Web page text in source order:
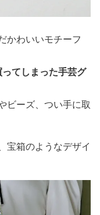
かわいいモチーフ
てしまった手芸グ
ビーズ、つい手に取
宝箱のようなデザイ